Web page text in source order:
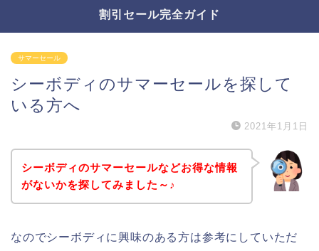
割引セール完全ガイド
サマーセール
シーボディのサマーセールを探して
いる方へ
2021年1月1日
シーボディのサマーセールなどお得な情報
がないかを探してみました～♪
なのでシーボディに興味のある方は参考にしていただ